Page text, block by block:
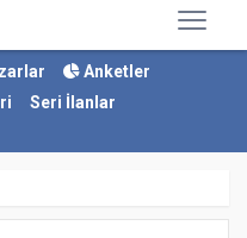
Anketler
Seri İlanlar